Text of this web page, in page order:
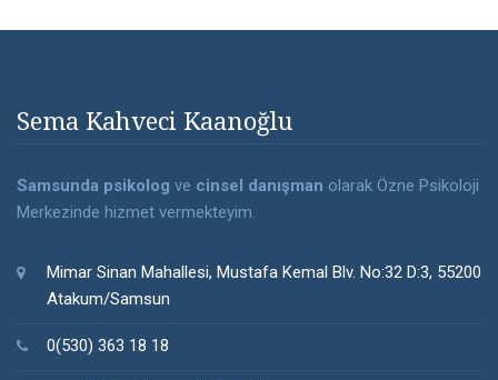
Sema Kahveci Kaanoğlu
Samsunda psikolog ve cinsel danışman olarak Özne Psikoloji
Merkezinde hizmet vermekteyim.
Mimar Sinan Mahallesi, Mustafa Kemal Blv. No:32 D:3, 55200
Atakum/Samsun
0(530) 363 18 18